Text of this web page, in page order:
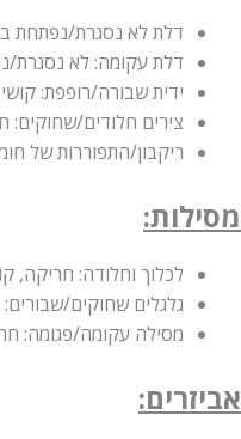
דלת לא נסגרת/נפתחת
דלת עקומה: לא נסגרת/
ידית שבורה/רופפת:
צירים חלודים/שחוקים:
ריקבון/התפוררות של
מסילות:
לכלוך וחלודה: חריקה,
גלגלים שחוקים/
מסילה עקומה/פגומה:
אביזרים: